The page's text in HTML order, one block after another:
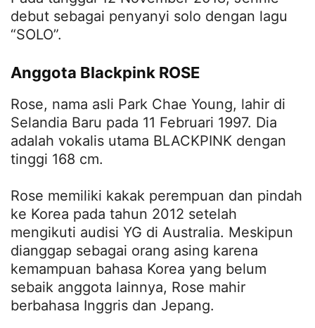
debut sebagai penyanyi solo dengan lagu
“SOLO”.
Anggota Blackpink ROSE
Rose, nama asli Park Chae Young, lahir di
Selandia Baru pada 11 Februari 1997. Dia
adalah vokalis utama BLACKPINK dengan
tinggi 168 cm.
Rose memiliki kakak perempuan dan pindah
ke Korea pada tahun 2012 setelah
mengikuti audisi YG di Australia. Meskipun
dianggap sebagai orang asing karena
kemampuan bahasa Korea yang belum
sebaik anggota lainnya, Rose mahir
berbahasa Inggris dan Jepang.